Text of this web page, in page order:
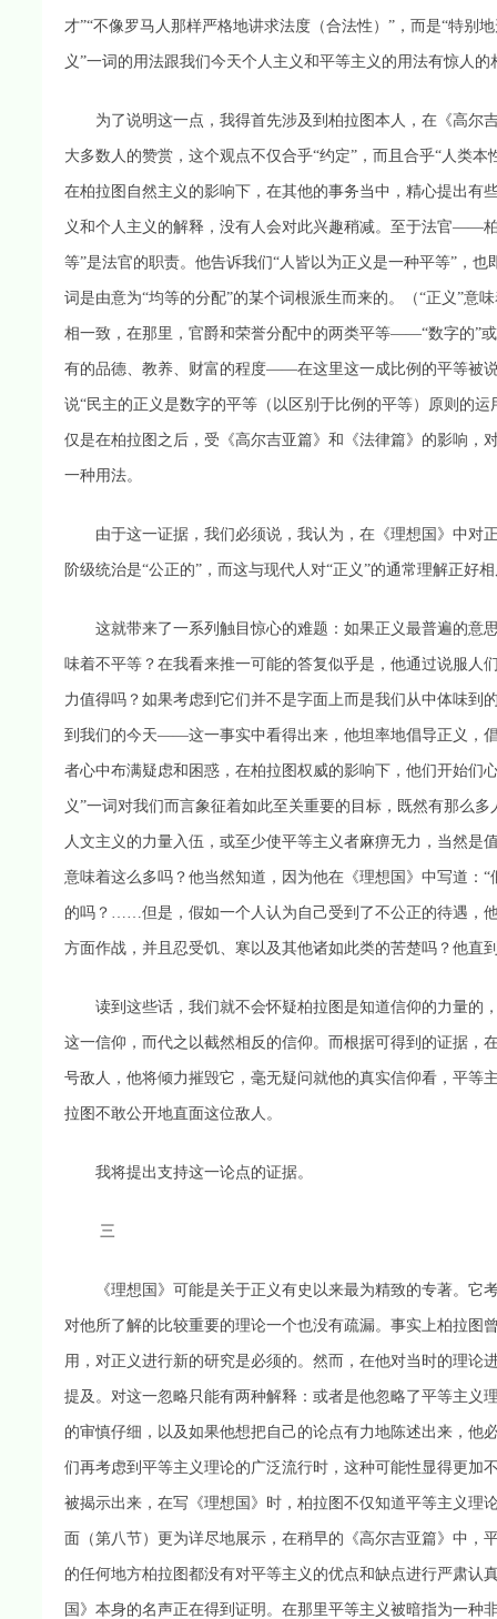
才”“不像罗马人那样严格地讲求法度（合法性）”，而是“特别
义”一词的用法跟我们今天个人主义和平等主义的用法有惊人的
为了说明这一点，我得首先涉及到柏拉图本人，在《高尔
大多数人的赞赏，这个观点不仅合乎“约定”，而且合乎“人类
在柏拉图自然主义的影响下，在其他的事务当中，精心提出有
义和个人主义的解释，没有人会对此兴趣稍减。至于法官——
等”是法官的职责。他告诉我们“人皆以为正义是一种平等”，
词是由意为“均等的分配”的某个词根派生而来的。（“正义”意
相一致，在那里，官爵和荣誉分配中的两类平等——“数字的”
有的品德、教养、财富的程度——在这里这一成比例的平等被
说“民主的正义是数字的平等（以区别于比例的平等）原则的
仅是在柏拉图之后，受《高尔吉亚篇》和《法律篇》的影响，
一种用法。
由于这一证据，我们必须说，我认为，在《理想国》中对
阶级统治是“公正的”，而这与现代人对“正义”的通常理解正好
这就带来了一系列触目惊心的难题：如果正义最普遍的意
味着不平等？在我看来推一可能的答复似乎是，他通过说服人
力值得吗？如果考虑到它们并不是字面上而是我们从中体味
到我们的今天——这一事实中看得出来，他坦率地倡导正义，
者心中布满疑虑和困惑，在柏拉图权威的影响下，他们开始们
义”一词对我们而言象征着如此至关重要的目标，既然有那么
人文主义的力量入伍，或至少使平等主义者麻痹无力，当然
意味着这么多吗？他当然知道，因为他在《理想国》中写道
的吗？……但是，假如一个人认为自己受到了不公正的待遇，
方面作战，并且忍受饥、寒以及其他诸如此类的苦楚吗？他直
读到这些话，我们就不会怀疑柏拉图是知道信仰的力量的
这一信仰，而代之以截然相反的信仰。而根据可得到的证据，
号敌人，他将倾力摧毁它，毫无疑问就他的真实信仰看，平等
拉图不敢公开地直面这位敌人。
我将提出支持这一论点的证据。
三
《理想国》可能是关于正义有史以来最为精致的专著。它
对他所了解的比较重要的理论一个也没有疏漏。事实上柏拉图
用，对正义进行新的研究是必须的。然而，在他对当时的理论
提及。对这一忽略只能有两种解释：或者是他忽略了平等主义
的审慎仔细，以及如果他想把自己的论点有力地陈述出来，
们再考虑到平等主义理论的广泛流行时，这种可能性显得更加
被揭示出来，在写《理想国》时，柏拉图不仅知道平等主义理
面（第八节）更为详尽地展示，在稍早的《高尔吉亚篇》中
的任何地方柏拉图都没有对平等主义的优点和缺点进行严肃
国》本身的名声正在得到证明。在那里平等主义被暗指为一